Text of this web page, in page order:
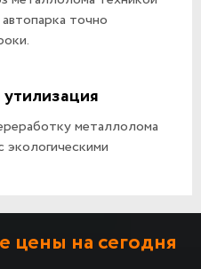
точно
металлолома
экологическими
цены на сегодня